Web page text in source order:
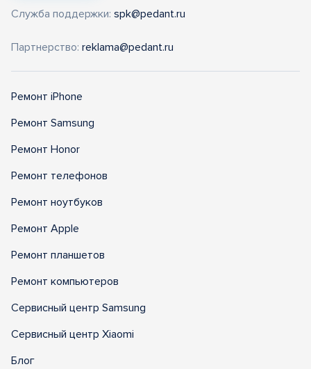
Служба поддержки: spk@pedant.ru
Партнерство: reklama@pedant.ru
Ремонт iPhone
Ремонт Samsung
Ремонт Honor
Ремонт телефонов
Ремонт ноутбуков
Ремонт Apple
Ремонт планшетов
Ремонт компьютеров
Сервисный центр Samsung
Сервисный центр Xiaomi
Блог